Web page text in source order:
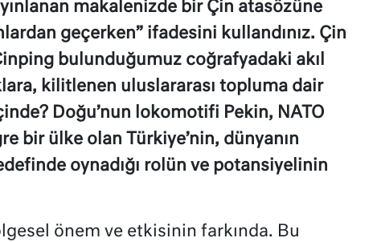
makalenizde bir Çin atasözüne
geçerken” ifadesini kullandınız. Çin
bulunduğumuz coğrafyadaki akıl
kilitlenen uluslararası topluma dair
Doğu’nun lokomotifi Pekin, NATO
bir ülke olan Türkiye’nin, dünyanın
oynadığı rolün ve potansiyelinin
önem ve etkisinin farkında. Bu